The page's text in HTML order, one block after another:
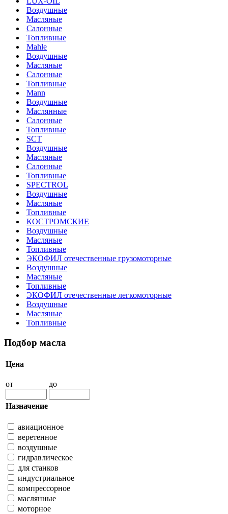
Воздушные
Масляные
Салонные
Топливные
Mahle
Воздушные
Масляные
Салонные
Топливные
Mann
Воздушные
Маслянные
Салонные
Топливные
SCT
Воздушные
Масляные
Салонные
Топливные
SPECTROL
Воздушные
Масляные
Топливные
КОСТРОМСКИЕ
Воздушные
Масляные
Топливные
ЭКОФИЛ отечественные грузомоторные
Воздушные
Масляные
Топливные
ЭКОФИЛ отечественные легкомоторные
Воздушные
Масляные
Топливные
Подбор масла
Цена
от до
Назначение
авиационное
веретенное
воздушные
гидравлическое
для станков
индустриальное
компрессорное
маслянные
моторное